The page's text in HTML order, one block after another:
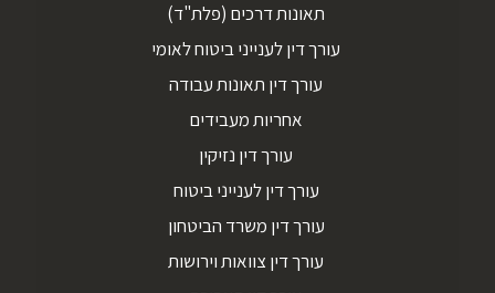
תאונות דרכים (פלת"ד)
עורך דין לענייני ביטוח לאומי
עורך דין תאונות עבודה
אחריות מעבידים
עורך דין נזיקין
עורך דין לענייני ביטוח
עורך דין משרד הביטחון
עורך דין צוואות וירושות